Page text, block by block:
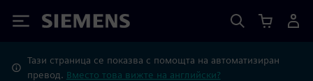
Siemens
Тази страница се показва с помощта на автоматизиран
превод. Вместо това вижте на английски?